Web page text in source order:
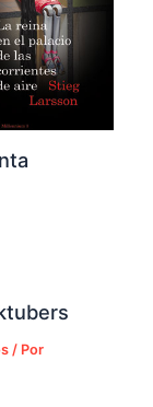
/ Por